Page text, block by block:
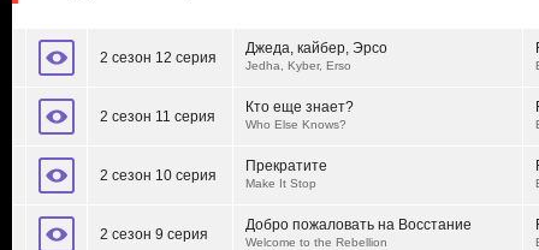
2 сезон 12 серия
Джеда, кайбер, Эрсо
Jedha, Kyber, Erso
2 сезон 11 серия
Кто еще знает?
Who Else Knows?
2 сезон 10 серия
Прекратите
Make It Stop
2 сезон 9 серия
Добро пожаловать на Восстание
Welcome to the Rebellion